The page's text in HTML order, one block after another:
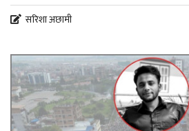
सरिशा अछामी